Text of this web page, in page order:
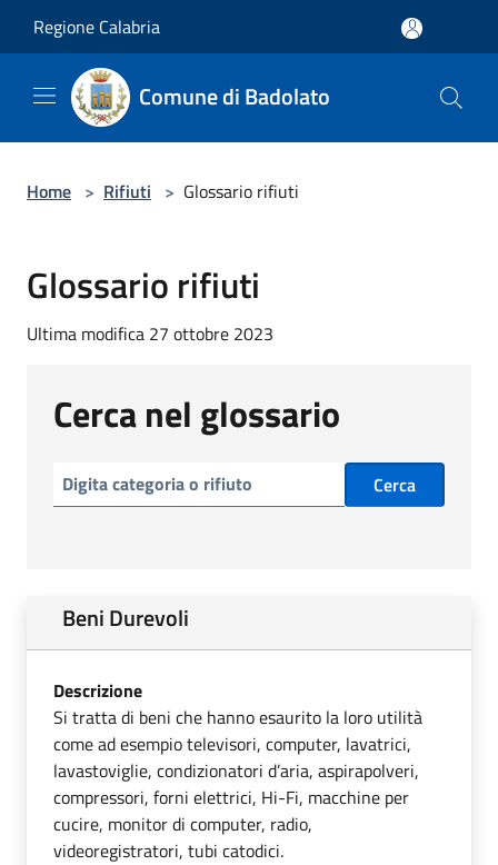
Regione Calabria
Comune di Badolato
Home > Rifiuti > Glossario rifiuti
Glossario rifiuti
Ultima modifica 27 ottobre 2023
Cerca nel glossario
Cerca
Beni Durevoli
Descrizione
Si tratta di beni che hanno esaurito la loro utilità
come ad esempio televisori, computer, lavatrici,
lavastoviglie, condizionatori d’aria, aspirapolveri,
compressori, forni elettrici, Hi-Fi, macchine per
cucire, monitor di computer, radio,
videoregistratori, tubi catodici.